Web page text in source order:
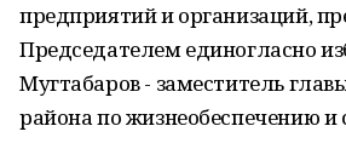
предприятий и организаций,
Председателем единогласно
Мугтабаров - заместитель
района по жизнеобеспечению и